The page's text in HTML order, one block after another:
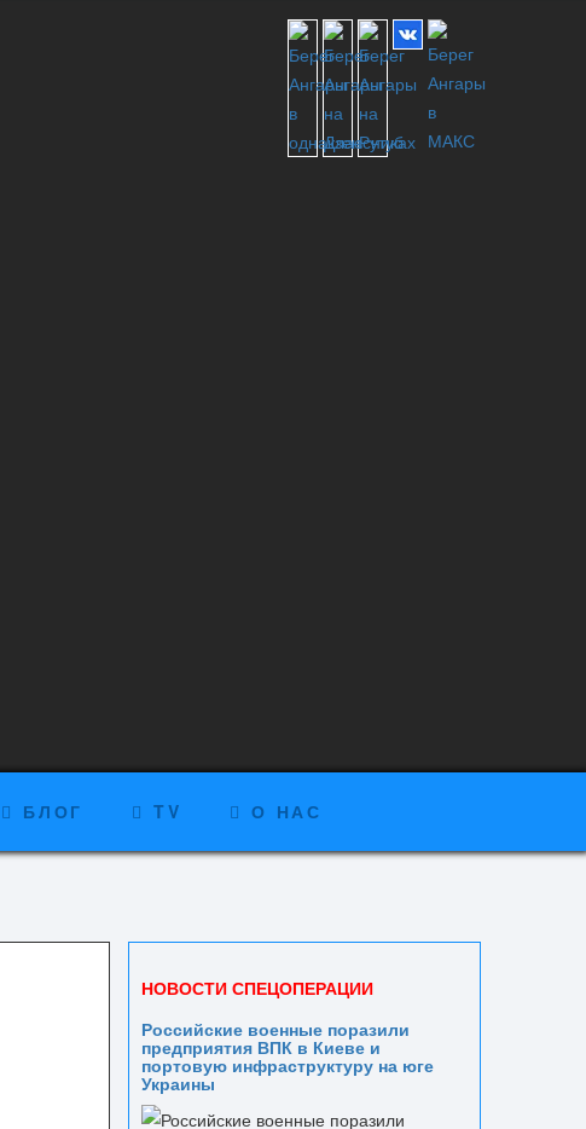
БЛОГ TV О НАС
НОВОСТИ СПЕЦОПЕРАЦИИ
Российские военные поразили
предприятия ВПК в Киеве и
портовую инфраструктуру на юге
Украины